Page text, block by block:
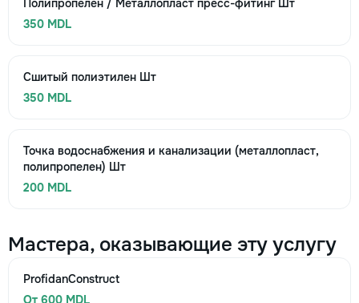
Полипропелен / Металлопласт пресс-фитинг Шт
350 MDL
Сшитый полиэтилен Шт
350 MDL
Точка водоснабжения и канализации (металлопласт,
полипропелен) Шт
200 MDL
Мастера, оказывающие эту услугу
ProfidanConstruct
От 600 MDL